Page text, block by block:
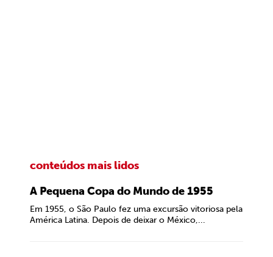
conteúdos mais lidos
A Pequena Copa do Mundo de 1955
Em 1955, o São Paulo fez uma excursão vitoriosa pela
América Latina. Depois de deixar o México,...